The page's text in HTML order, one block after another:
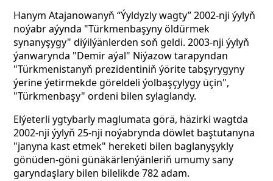
Hanym Atajanowanyň “Ýyldyzly wagty” 2002-nji ýylyň
noýabr aýynda "Türkmenbaşyny öldürmek
synanyşygy" diýilýänlerden soň geldi. 2003-nji ýylyň
ýanwarynda "Demir aýal" Niýazowtarapyndan
"Türkmenistanyň prezidentiniň ýörite tabşyrygyny
ýerine ýetirmekde göreldeli ýolbaşçylygy üçin",
"Türkmenbaşy" ordeni bilen sylaglandy.
Elýeterli ygtybarly maglumata görä, häzirki wagtda
2002-nji ýylyň 25-nji noýabrynda döwlet baştutanyna
"janyna kast etmek" hereketi bilen baglanyşykly
gönüden-göni günäkärlenýänleriň umumy sany
garyndaşlary bilen bilelikde 782 adam.